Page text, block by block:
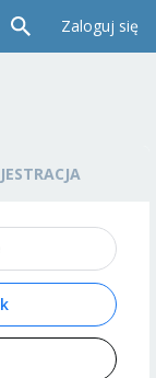
Zaloguj się